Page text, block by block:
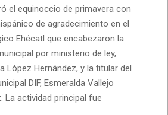
el equinoccio de primavera con
de agradecimiento en el
Ehécatl que encabezaron la
por ministerio de ley,
López Hernández, y la titular del
DIF, Esmeralda Vallejo
La actividad principal fue